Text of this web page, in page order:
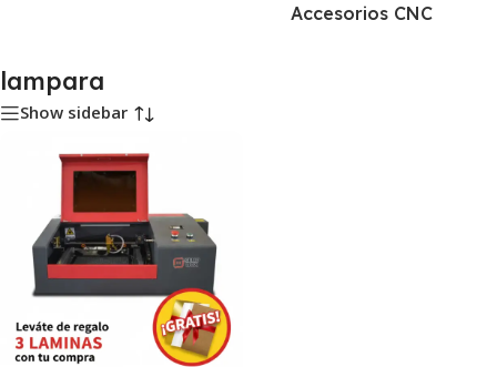
Accesorios CNC
lampara
Show sidebar